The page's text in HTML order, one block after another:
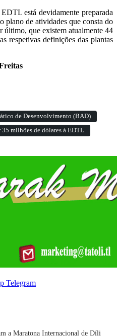
está devidamente preparada
plano de atividades que consta do
último, que existem atualmente 44
respetivas definições das plantas
de Desenvolvimento (BAD)
milhões de dólares à EDTL
Telegram
a Maratona Internacional de Díli